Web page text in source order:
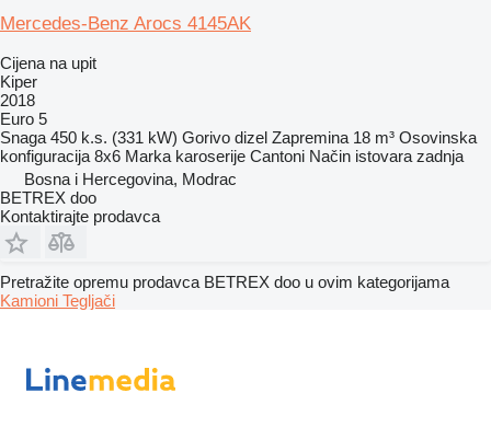
Mercedes-Benz Arocs 4145AK
Cijena na upit
Kiper
2018
Euro 5
Snaga 450 k.s. (331 kW) Gorivo dizel Zapremina 18 m³ Osovinska
konfiguracija 8x6 Marka karoserije Cantoni Način istovara zadnja
Bosna i Hercegovina, Modrac
BETREX doo
Kontaktirajte prodavca
Pretražite opremu prodavca BETREX doo u ovim kategorijama
Kamioni Tegljači